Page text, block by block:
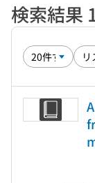
検索結果